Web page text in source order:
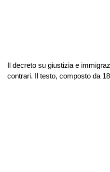
Il decreto su giustizia e
contrari. Il testo, composto da